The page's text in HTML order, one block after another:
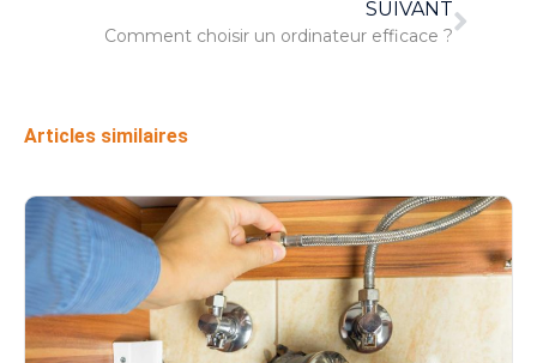
SUIVANT
Comment choisir un ordinateur efficace ?
Articles similaires